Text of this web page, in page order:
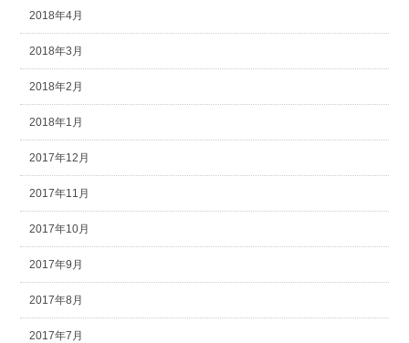
2018年4月
2018年3月
2018年2月
2018年1月
2017年12月
2017年11月
2017年10月
2017年9月
2017年8月
2017年7月